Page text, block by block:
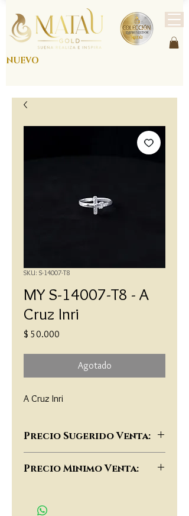
NUEVO
SKU: S-14007-T8
MY S-14007-T8 - A
Cruz Inri
$ 50.000
Agotado
A Cruz Inri
Precio Sugerido Venta:
Precio Minimo Venta: